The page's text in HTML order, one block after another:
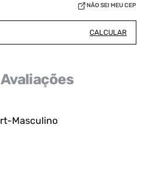
NÃO SEI MEU CEP
CALCULAR
Avaliações